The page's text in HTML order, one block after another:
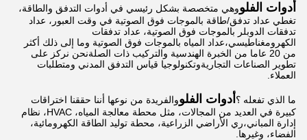
أدوات الفلووهي متخصصة بشكل رئيسي في أدوات التدفق والطاقة،
تغطي عداد تدفق/طاقة بالموجات فوق الصوتية في وقت العبور، عداد
تدفقات الدوبلر بالموجات فوق الصوتية، عداد تدفقات
الكهرومغناطيسي،عداد المياه بالموجات فوق الصوتية وما إلى ذلك أكثر
من 20 عاما من الخبرة الهندسية والتركيب ذات الصلةنحن نركز على
تطوير الصناعات التجاريةوتكنولوجيا قياس التدفق المدني ومتطلبات
العملاء.
ما الذي تفعله ؟ أدوات الفلووالفريدة من نوعها أننا حققنا اختراقات
كبيرة في العديد من المجالات، مثل محطة معالجة المياه، HVAC، نظام
إدارة المباني،ري الأراضي الزراعية، محطة توليد الطاقة الكهرومائية،
الفضاء، وغيرها.